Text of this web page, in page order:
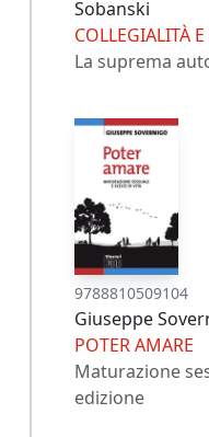
Sobanski
COLLEGIALITÀ
La suprema
9788810509104
Giuseppe
POTER AMARE
Maturazione
edizione